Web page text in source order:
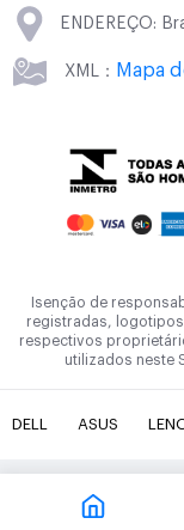
ENDEREÇO:
XML： Mapa
Isenção de
registradas,
respectivos
utilizados neste
DELL ASUS